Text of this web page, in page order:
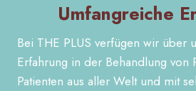
Umfangreiche
Bei THE PLUS verfügen wir über
Erfahrung in der Behandlung von
Patienten aus aller Welt und mit